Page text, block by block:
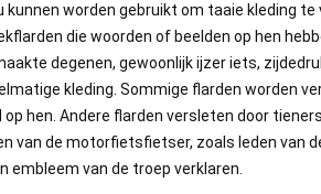
kunnen worden gebruikt om taaie kleding te
die woorden of beelden op hen
degenen, gewoonlijk ijzer iets,
kleding. Sommige flarden worden
hen. Andere flarden versleten door
van de motorfietsfietser, zoals leden van
embleem van de troep verklaren.